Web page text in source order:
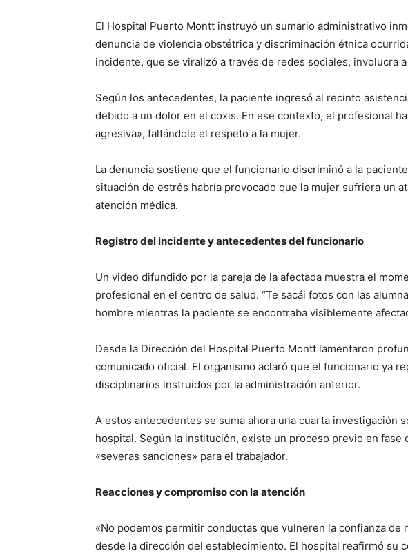
El Hospital Puerto Montt instruyó un sumario administrativo
denuncia de violencia obstétrica y discriminación étnica
incidente, que se viralizó a través de redes sociales, involucra
Según los antecedentes, la paciente ingresó al recinto
debido a un dolor en el coxis. En ese contexto, el profesional
agresiva», faltándole el respeto a la mujer.
La denuncia sostiene que el funcionario discriminó a la
situación de estrés habría provocado que la mujer sufriera un
atención médica.
Registro del incidente y antecedentes del funcionario
Un video difundido por la pareja de la afectada muestra el
profesional en el centro de salud. “Te sacái fotos con las
hombre mientras la paciente se encontraba visiblemente
Desde la Dirección del Hospital Puerto Montt lamentaron
comunicado oficial. El organismo aclaró que el funcionario ya
disciplinarios instruidos por la administración anterior.
A estos antecedentes se suma ahora una cuarta investigación
hospital. Según la institución, existe un proceso previo en fase
«severas sanciones» para el trabajador.
Reacciones y compromiso con la atención
«No podemos permitir conductas que vulneren la confianza de
desde la dirección del establecimiento. El hospital reafirmó su